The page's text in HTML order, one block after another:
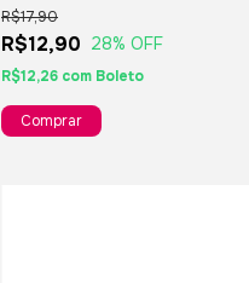
R$12,90
R$17,90
28% OFF
R$12,26 com Boleto